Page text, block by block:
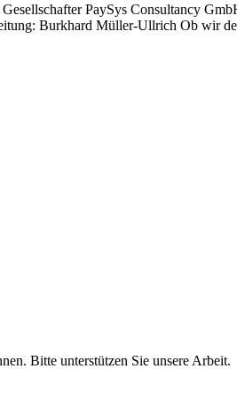
PaySys Consultancy
Burkhard Müller-Ullrich Ob wir
Bitte unterstützen Sie unsere Arbeit.